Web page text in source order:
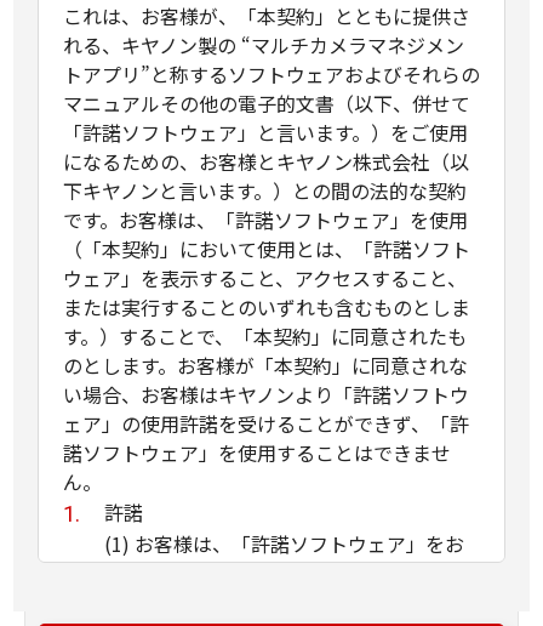
これは、お客様が、「本契約」とともに提供さ
れる、キヤノン製の “マルチカメラマネジメン
トアプリ”と称するソフトウェアおよびそれらの
マニュアルその他の電子的文書（以下、併せて
「許諾ソフトウェア」と言います。）をご使用
になるための、お客様とキヤノン株式会社（以
下キヤノンと言います。）との間の法的な契約
です。お客様は、「許諾ソフトウェア」を使用
（「本契約」において使用とは、「許諾ソフト
ウェア」を表示すること、アクセスすること、
または実行することのいずれも含むものとしま
す。）することで、「本契約」に同意されたも
のとします。お客様が「本契約」に同意されな
い場合、お客様はキヤノンより「許諾ソフトウ
ェア」の使用許諾を受けることができず、「許
諾ソフトウェア」を使用することはできませ
ん。
許諾
(1) お客様は、「許諾ソフトウェア」をお